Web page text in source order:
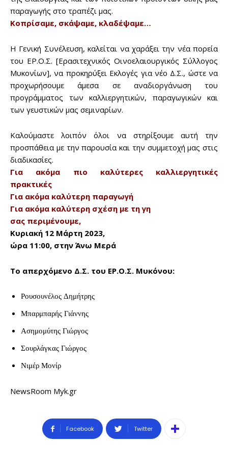
Don't miss
out!
to stay in the loop.
παραγωγής στο τραπέζι μας.
Κοπρίσαμε, σκάψαμε, κλαδέψαμε…
Η Γενική Συνέλευση, καλείται να χαράξει την νέα πορεία
του ΕΡ.Ο.Σ. [Ερασιτεχνικός Οινοελαιουργικός Σύλλογος
Μυκονίων], να προκηρύξει Εκλογές για νέο Δ.Σ., ώστε να
προχωρήσουμε άμεσα σε αναδιοργάνωση του
προγράμματος των καλλιεργητικών, παραγωγικών και
των γευστικών μας σεμιναρίων.
Καλούμαστε λοιπόν όλοι να στηρίξουμε αυτή την
προσπάθεια με την παρουσία και την συμμετοχή μας στις
διαδικασίες.
Για ακόμα πιο καλύτερες καλλιεργητικές
πρακτικές
Για ακόμα καλύτερη παραγωγή
Για ακόμα καλύτερη σχέση με τη γη
σας περιμένουμε,
Κυριακή 12 Μάρτη 2023,
ώρα 11:00, στην Άνω Μερά
Το απερχόμενο Δ.Σ. του ΕΡ.Ο.Σ. Μυκόνου:
Ρουσουνέλος Δημήτρης
Μπαρμπαρής Γιάννης
Ασημομύτης Γιώργος
Σουρλάγκας Γιώργος
Νιμέρ Μονίρ
NewsRoom Myk.gr
Facebook Twitter